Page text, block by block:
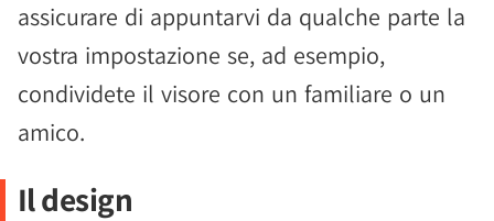
assicurare di appuntarvi da qualche parte la
vostra impostazione se, ad esempio,
condividete il visore con un familiare o un
amico.
Il design